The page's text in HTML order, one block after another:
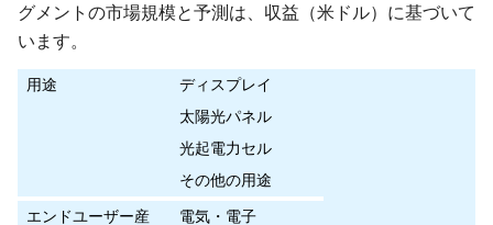
グメントの市場規模と予測は、収益（米ドル）に基づいて
います。
用途
ディスプレイ
太陽光パネル
光起電力セル
その他の用途
エンドユーザー産
電気・電子